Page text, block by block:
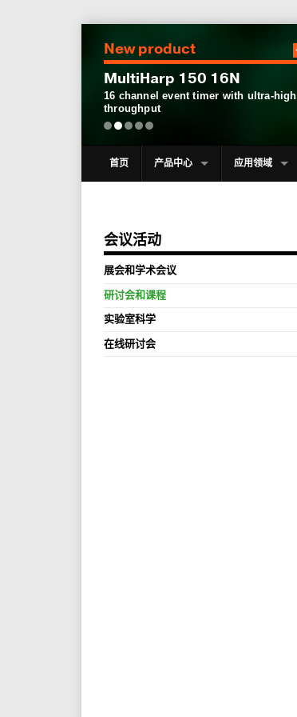
New product
MultiHarp 150 16N
16 channel event timer with ultra-high
throughput
首页 产品中心 应用领域
会议活动
展会和学术会议
研讨会和课程
实验室科学
在线研讨会